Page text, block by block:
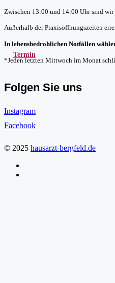
Termin
Zwischen 13:00 und 14:00 Uhr sind
Außerhalb der Praxisöffnungszeiten
In lebensbedrohlichen Notfällen
*Jeden letzten Mittwoch im Monat
Folgen Sie uns
Instagram
Facebook
© 2025 hausarzt-bergfeld.de